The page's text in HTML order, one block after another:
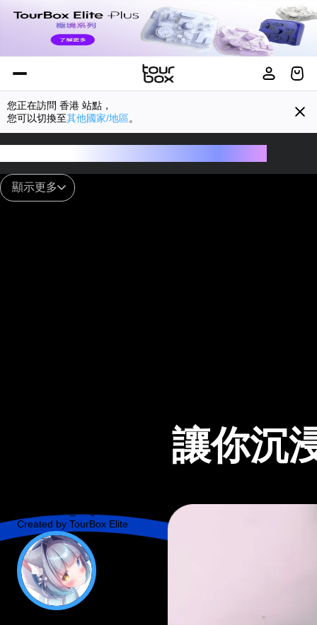
您正在訪問 香港 站點，
您可以切換至其他國家/地區。
顯示更多
讓你沉
Created by TourBox Elite